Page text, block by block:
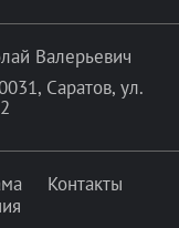
Валерьевич
Саратов, ул.
Контакты